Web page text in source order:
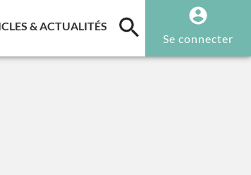
& ACTUALITÉS (CURRENT)
Se connecter